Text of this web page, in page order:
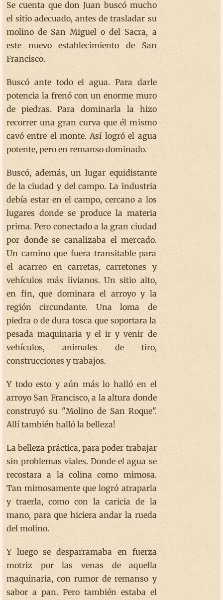
Se cuenta que don Juan buscó mucho
el sitio adecuado, antes de trasladar su
molino de San Miguel o del Sacra, a
este nuevo establecimiento de San
Francisco.
Buscó ante todo el agua. Para darle
potencia la frenó con un enorme muro
de piedras. Para dominarla la hizo
recorrer una gran curva que él mismo
cavó entre el monte. Así logró el agua
potente, pero en remanso dominado.
Buscó, además, un lugar equidistante
de la ciudad y del campo. La industria
debía estar en el campo, cercano a los
lugares donde se produce la materia
prima. Pero conectado a la gran ciudad
por donde se canalizaba el mercado.
Un camino que fuera transitable para
el acarreo en carretas, carretones y
vehículos más livianos. Un sitio alto,
en fin, que dominara el arroyo y la
región circundante. Una loma de
piedra o de dura tosca que soportara la
pesada maquinaria y el ir y venir de
vehículos, animales de tiro,
construcciones y trabajos.
Y todo esto y aún más lo halló en el
arroyo San Francisco, a la altura donde
construyó su "Molino de San Roque".
Allí también halló la belleza!
La belleza práctica, para poder trabajar
sin problemas viales. Donde el agua se
recostara a la colina como mimosa.
Tan mimosamente que logró atraparla
y traerla, como con la caricia de la
mano, para que hiciera andar la rueda
del molino.
Y luego se desparramaba en fuerza
motriz por las venas de aquella
maquinaria, con rumor de remanso y
sabor a pan. Pero también estaba el